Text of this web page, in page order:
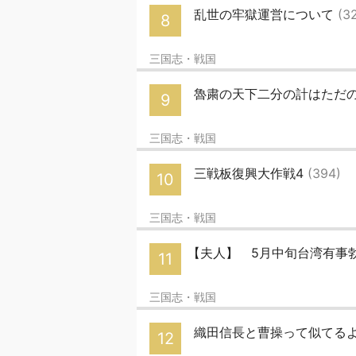
8 乱世の牢獄運営について
三国志・戦国
9 魯粛の天下二分の計はただ
三国志・戦国
10 三戦板復興大作戦4 (394)
三国志・戦国
11 【夫人】 5月中旬台湾有
三国志・戦国
12 織田信長と曹操って似てる